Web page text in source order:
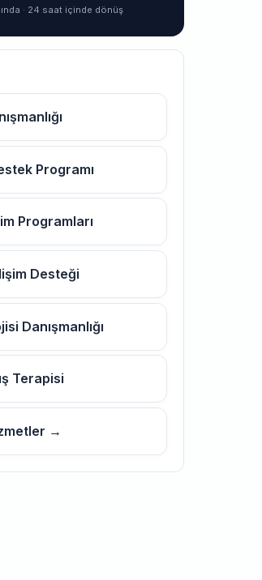
· 24 saat içinde dönüş
Programı
Programları
Desteği
Danışmanlığı
Terapisi
→